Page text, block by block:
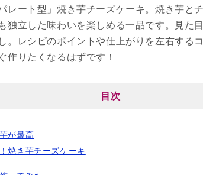
レート型」焼き芋チーズケーキ。焼き芋と
独立した味わいを楽しめる一品です。見た
。レシピのポイントや仕上がりを左右する
作りたくなるはずです！
目次
が最高
焼き芋チーズケーキ